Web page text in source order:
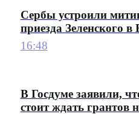
Сербы устроили
приезда Зеленского в
16:48
В Госдуме заявили,
стоит ждать грантов